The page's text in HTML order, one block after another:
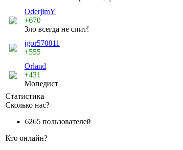
OderjimY
+670
Зло всегда не спит!
jgor570811
+555
Orland
+431
Мопедист
Статистика
Сколько нас?
6265 пользователей
Кто онлайн?